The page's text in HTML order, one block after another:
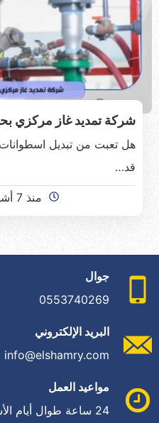
شركة تمديد غاز مركزي
هل تعبت من تبديل اسطوانات
قد…
منذ 7 أشهر
جوال
0553740269
البريد الإلكتروني
info@elshamry.com
مواعيد العمل
24 ساعة طوال أيام الأسبوع